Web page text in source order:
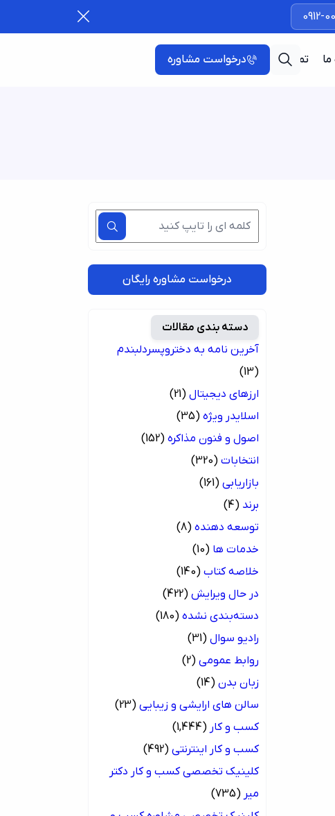
0912-
ما تماس با ما درخواست مشاوره
درخواست مشاوره رایگان
دسته بندی مقالات
آخرین نامه به دختروپسردلبندم
(13)
ارزهای دیجیتال (21)
اسلایدر ویژه (35)
اصول و فنون مذاکره (152)
انتخابات (320)
بازاریابی (161)
برند (4)
توسعه دهنده (8)
خدمات ها (10)
خلاصه کتاب (140)
در حال ویرایش (422)
دسته‌بندی نشده (180)
رادیو سوال (31)
روابط عمومی (2)
زبان بدن (14)
سالن های ارایشی و زیبایی (23)
کسب و کار (1,444)
کسب و کار اینترنتی (492)
کلینیک تخصصی کسب و کار دکتر
میر (735)